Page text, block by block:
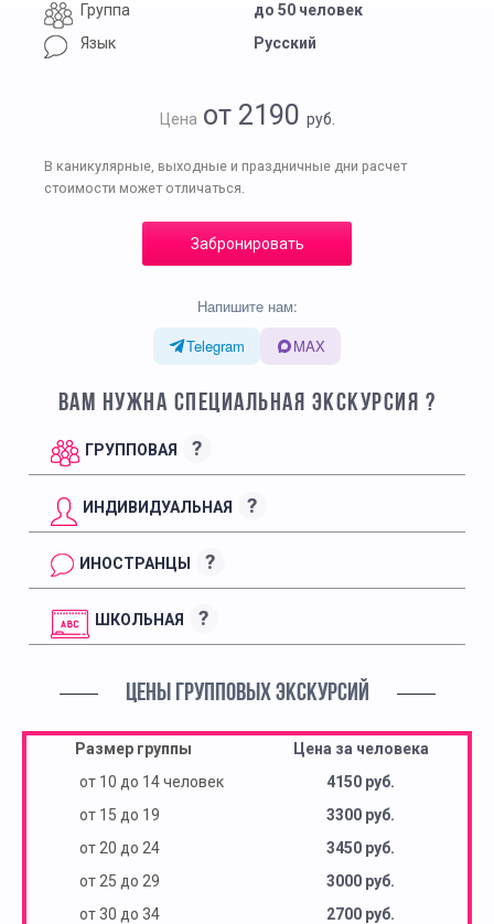
Группа
до 50 человек
Язык
Русский
Цена от 2190 руб.
В каникулярные, выходные и праздничные дни расчет
стоимости может отличаться.
Забронировать
Напишите нам:
Telegram
MAX
ВАМ НУЖНА СПЕЦИАЛЬНАЯ ЭКСКУРСИЯ ?
ГРУППОВАЯ ?
ИНДИВИДУАЛЬНАЯ ?
ИНОСТРАНЦЫ ?
ШКОЛЬНАЯ ?
ЦЕНЫ ГРУППОВЫХ ЭКСКУРСИЙ
Размер группы
Цена за человека
от 10 до 14 человек
4150 руб.
от 15 до 19
3300 руб.
от 20 до 24
3450 руб.
от 25 до 29
3000 руб.
от 30 до 34
2700 руб.